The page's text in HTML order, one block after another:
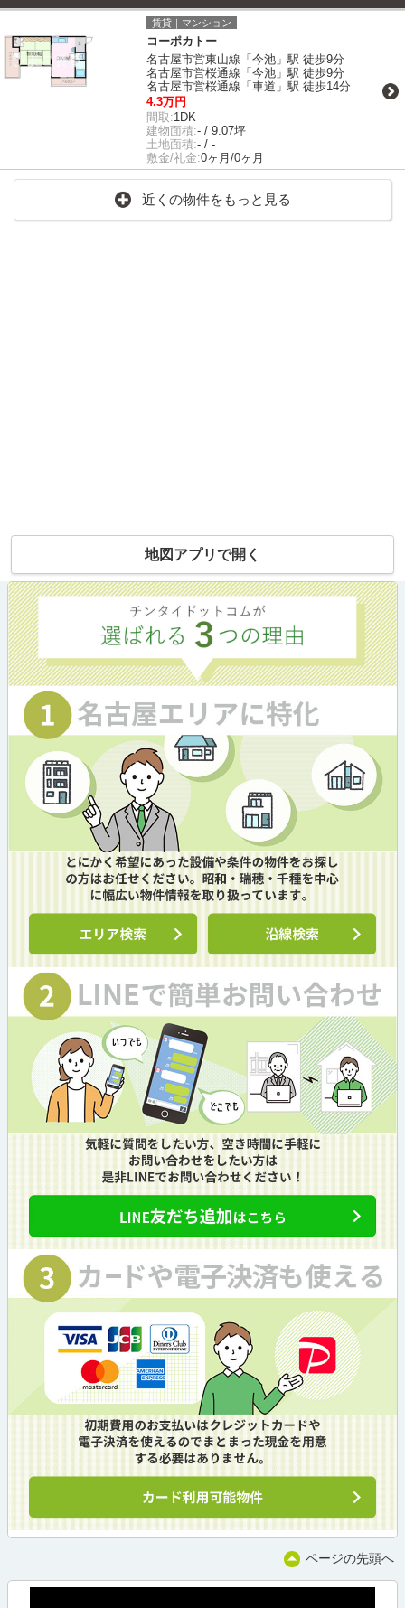
賃貸｜マンション
コーポカトー
名古屋市営東山線「今池」駅 徒歩9分
名古屋市営桜通線「今池」駅 徒歩9分
名古屋市営桜通線「車道」駅 徒歩14分
4.3万円
間取:1DK
建物面積:- / 9.07坪
土地面積:- / -
敷金/礼金:0ヶ月/0ヶ月
近くの物件をもっと見る
地図アプリで開く
ページの先頭へ